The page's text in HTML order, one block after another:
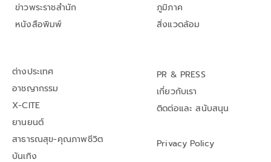
ข่าวพระราชสำนัก
หนังสือพิมพ์
ภูมิภาค
สิ่งแวดล้อม
ต่างประเทศ
อาชญากรรม
X-CITE
ยานยนต์
สาธารณสุข-คุณภาพชีวิต
บันเทิง
PR & PRESS
เกี่ยวกับเรา
ติดต่อและ สนับสนุน
Privacy Policy